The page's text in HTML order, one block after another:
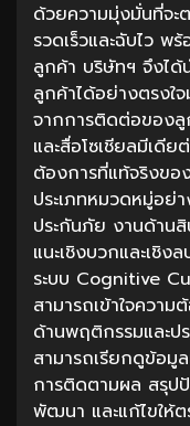
ด้วยความมุ่งมั่นที่จะ
รวดเร็วและฉับไว พ
ลูกค้า บริษัทฯ จึงได้
ลูกค้าได้อย่างตรงใ
จากการติดต่อของลู
และสื่อโซเชียลมีเดีย
ต้องการที่แท้จริงขอ
ประเภทหมวดหมู่อย่
ประกันภัย งานด้านสิ
แนะเชิงบวกและเชิ
ระบบ Cognitive
สามารถเข้าใจควา
ด้านพฤติกรรมและป
สามารถเรียกดูข้อมู
การติดตามผล สรุป
พัฒนา และแก้ไขให้